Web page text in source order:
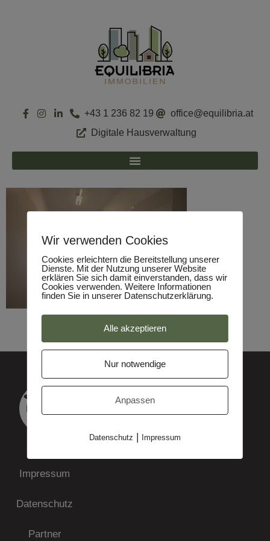
+43 1 236 82 19
office@equilibria.at
Digitale Hausverwaltung
Impressum
Datenschutz
Partner
Wir verwenden Cookies
Cookies erleichtern die Bereitstellung unserer
Dienste. Mit der Nutzung unserer Website
erklären Sie sich damit einverstanden, dass wir
Cookies verwenden. Weitere Informationen
finden Sie in unserer Datenschutzerklärung.
Alle akzeptieren
Nur notwendige
Anpassen
Datenschutz | Impressum